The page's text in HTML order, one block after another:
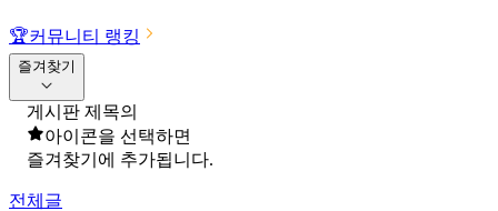
🏆커뮤니티 랭킹
즐겨찾기
게시판 제목의
아이콘을 선택하면
즐겨찾기에 추가됩니다.
전체글